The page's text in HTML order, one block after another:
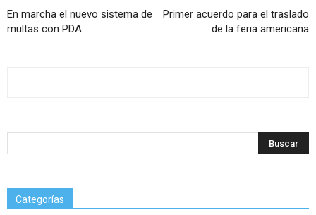
En marcha el nuevo sistema de
multas con PDA
Primer acuerdo para el traslado
de la feria americana
Categorías